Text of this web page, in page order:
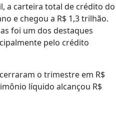
a carteira total de crédito do
e chegou a R$ 1,3 trilhão.
foi um dos destaques
pelo crédito
o trimestre em R$
líquido alcançou R$